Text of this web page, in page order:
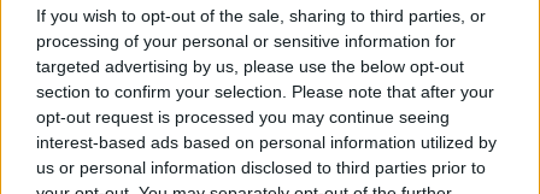
If you wish to opt-out of the sale, sharing to third parties, or
processing of your personal or sensitive information for
targeted advertising by us, please use the below opt-out
section to confirm your selection. Please note that after your
opt-out request is processed you may continue seeing
interest-based ads based on personal information utilized by
us or personal information disclosed to third parties prior to
ΖΥΓΟΣ
Σήμερα είναι
πιθανό να
δεχτείτε ένα
τηλεφώνημα που
ΣΚΟΡΠΙΟΣ
Τα νεύρα σας
μπορεί να
οφείλονται σε
εργασιακές